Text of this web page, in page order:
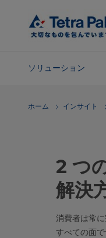
ソリューション
ホーム インサイト
2 つ
解決
消費者は常
すべての面